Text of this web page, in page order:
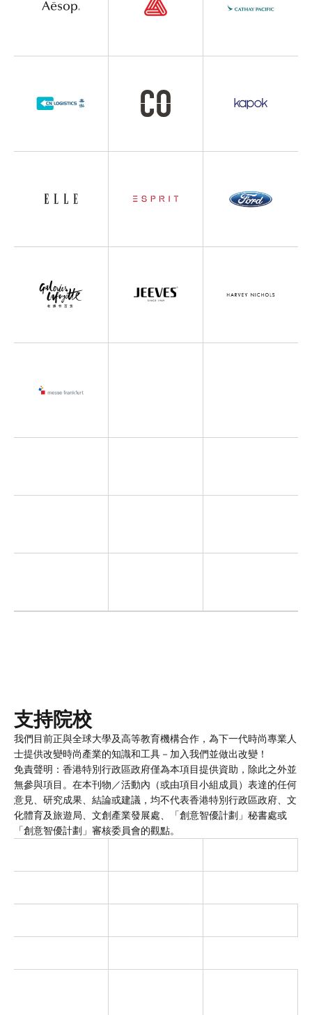
支持院校
我們目前正與全球大學及高等教育機構合作，為下一代時尚專業人
士提供改變時尚產業的知識和工具－加入我們並做出改變！
免責聲明：香港特別行政區政府僅為本項目提供資助，除此之外並
無參與項目。在本刊物／活動內（或由項目小組成員）表達的任何
意見、研究成果、結論或建議，均不代表香港特別行政區政府、文
化體育及旅遊局、文創產業發展處、「創意智優計劃」秘書處或
「創意智優計劃」審核委員會的觀點。